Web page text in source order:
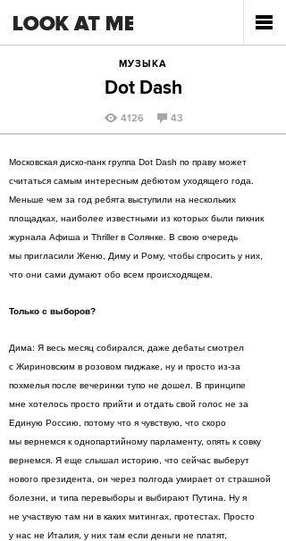
МУЗЫКА
Dot Dash
4126 43
Московская диско-панк группа Dot Dash по праву может
считаться самым интересным дебютом уходящего года.
Меньше чем за год ребята выступили на нескольких
площадках, наиболее известными из которых были пикник
журнала Афиша и Thriller в Солянке. В свою очередь
мы пригласили Женю, Диму и Рому, чтобы спросить у них,
что они сами думают обо всем происходящем.
Только с выборов?
Дима: Я весь месяц собирался, даже дебаты смотрел
с Жириновским в розовом пиджаке, ну и просто из-за
похмелья после вечеринки тупо не дошел. В принципе
мне хотелось просто прийти и отдать свой голос не за
Единую Россию, потому что я чувствую, что скоро
мы вернемся к однопартийному парламенту, опять к совку
вернемся. Я еще слышал историю, что сейчас выберут
нового президента, он через полгода умирает от страшной
болезни, и типа перевыборы и выбирают Путина. Ну я
не участвую там ни в каких митингах, протестах. Просто
у нас не Италия, у них там если деньги не платят,